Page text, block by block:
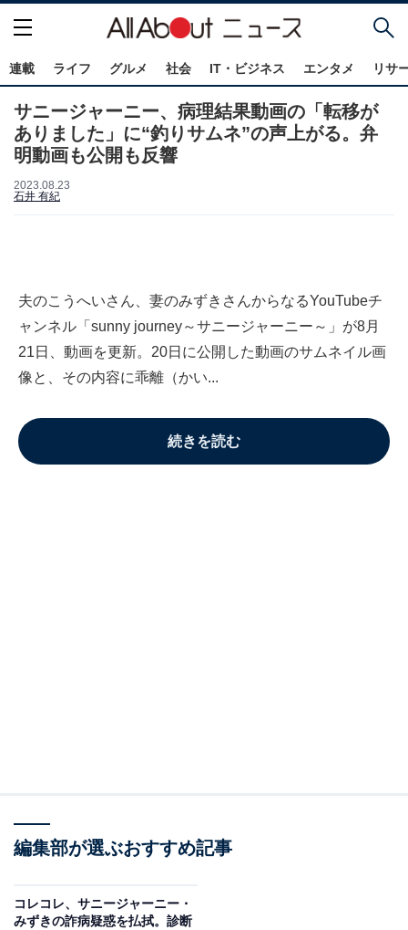
連載 ライフ グルメ 社会 IT・ビジネス エンタメ リサ
サニージャーニー、病理結果動画の「転移が
ありました」に“釣りサムネ”の声上がる。弁
明動画も公開も反響
2023.08.23
石井 有紀
夫のこうへいさん、妻のみずきさんからなるYouTubeチ
ャンネル「sunny journey～サニージャーニー～」が8月
21日、動画を更新。20日に公開した動画のサムネイル画
像と、その内容に乖離（かい...
続きを読む
編集部が選ぶおすすめ記事
コレコレ、サニージャーニー・
みずきの詐病疑惑を払拭。診断